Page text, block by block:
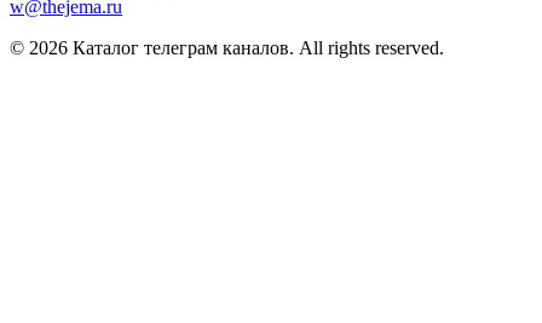
w@thejema.ru
© 2026 Каталог телеграм каналов. All rights reserved.